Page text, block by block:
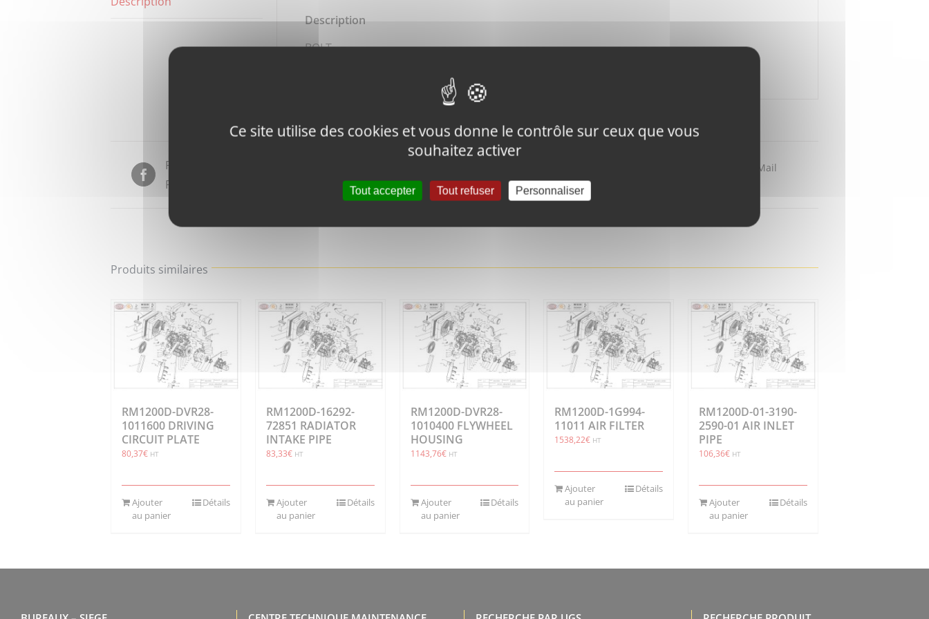
Description
BOLT
Partager sur
Facebook
produit
produit
Partager par Mail
Produits similaires
RM1200D-DVR28-
1011600 DRIVING
CIRCUIT PLATE
80,37€ HT
Ajouter
au panier
Détails
RM1200D-16292-
72851 RADIATOR
INTAKE PIPE
83,33€ HT
Ajouter
au panier
Détails
RM1200D-DVR28-
1010400 FLYWHEEL
HOUSING
1143,76€ HT
Ajouter
au panier
Détails
RM1200D-1G994-
11011 AIR FILTER
1538,22€ HT
Ajouter
au panier
Détails
RM1200D-01-3190-
2590-01 AIR INLET
PIPE
106,36€ HT
Ajouter
au panier
Détails
Ce site utilise des cookies et vous donne le contrôle sur ceux que vous
souhaitez activer
Tout accepter Tout refuser Personnaliser